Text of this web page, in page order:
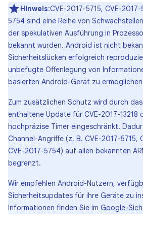
Hinweis:CVE-2017-5715, CVE-
5754 sind eine Reihe von
der spekulativen Ausführung in
bekannt wurden. Android ist nicht
Sicherheitslücken erfolgreich
unbefugte Offenlegung von
basierten Android-Gerät zu
Zum zusätzlichen Schutz wird durch
enthaltene Update für CVE-2017-13218
hochpräzise Timer eingeschränkt.
Channel-Angriffe (z. B. CVE-2017-5715,
CVE-2017-5754) auf allen bekannten
begrenzt.
Wir empfehlen Android-Nutzern,
Sicherheitsupdates für ihre Geräte zu
Informationen finden Sie im Google-